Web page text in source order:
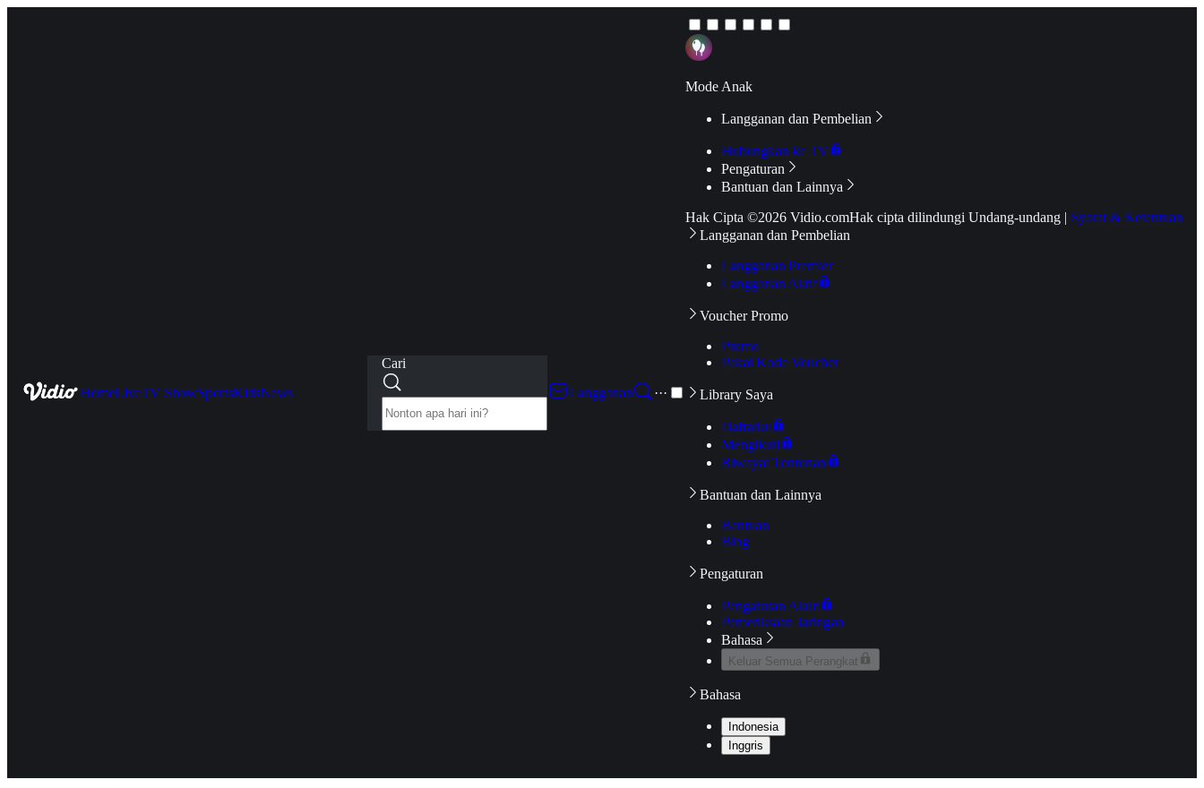
HomeLiveTV ShowSportsKidsNews
Cari
Langganan
···
Mode Anak
Langganan dan Pembelian
Hubungkan ke TV
Pengaturan
Bantuan dan Lainnya
Hak Cipta ©2026 Vidio.comHak cipta dilindungi Undang-undang | Syarat & Ketentuan
Langganan dan Pembelian
Langganan Premier
Langganan Aktif
Voucher Promo
Promo
Pakai Kode Voucher
Library Saya
Daftarku
Mengikuti
Riwayat Tontonan
Bantuan dan Lainnya
Bantuan
Blog
Pengaturan
Pengaturan Akun
Pemeriksaan Jaringan
Bahasa
Keluar Semua Perangkat
Bahasa
Indonesia
Inggris